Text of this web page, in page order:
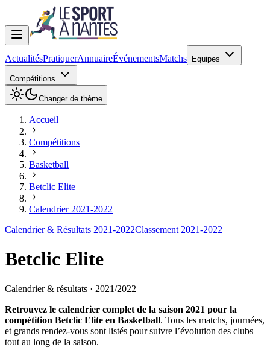
ActualitésPratiquerAnnuaireÉvénementsMatchs Equipes
Compétitions
Changer de thème
Accueil
Compétitions
Basketball
Betclic Elite
Calendrier 2021-2022
Calendrier & Résultats 2021-2022Classement 2021-2022
Betclic Elite
Calendrier & résultats · 2021/2022
Retrouvez le calendrier complet de la saison 2021 pour la
compétition Betclic Elite en Basketball. Tous les matchs, journées,
et grands rendez-vous sont listés pour suivre l’évolution des clubs
tout au long de la saison.